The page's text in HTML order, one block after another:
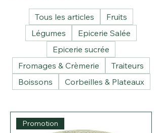
Tous les articles
Fruits
Légumes
Epicerie Salée
Epicerie sucrée
Fromages & Crèmerie
Traiteurs
Boissons
Corbeilles & Plateaux
Promotion